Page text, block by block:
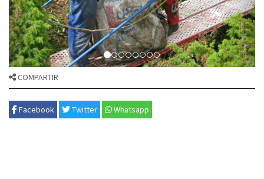
COMPARTIR
Facebook Twitter Whatsapp